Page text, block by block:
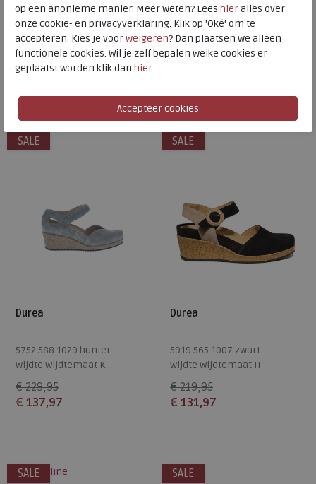
7258.216.3171 kers
wijdte Wijdtemaat G
€ 189,95
€ 113,97
Beschikbare maten
7421.025.1027 zand
wijdte Wijdtemaat H
€ 189,95
Beschikbare maten
SALE
Durea
5752.588.1029 hunter
wijdte Wijdtemaat K
€ 229,95
€ 137,97
SALE
Durea
5919.565.1007 zwart
wijdte Wijdtemaat H
€ 219,95
€ 131,97
SALE
alleen online SALE
op een anonieme manier. Meer weten? Lees hieralles over
onze cookie- en privacyverklaring. Klik op 'Oké' om te
accepteren. Kies je voorweigeren? Dan plaatsen we alleen
functionele cookies. Wil je zelf bepalen welke cookies er
geplaatst worden klik dan hier.